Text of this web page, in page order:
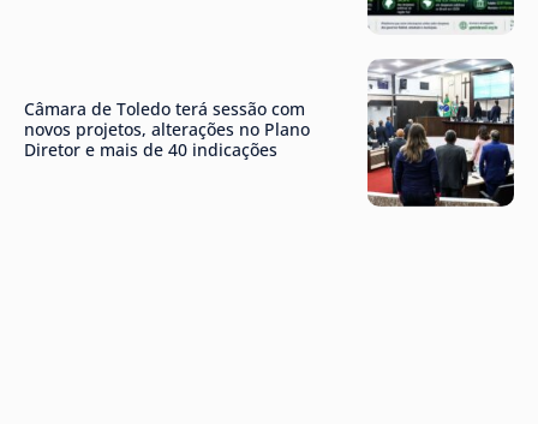
Câmara de Toledo terá sessão com
novos projetos, alterações no Plano
Diretor e mais de 40 indicações